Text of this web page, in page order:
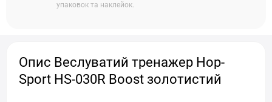
упаковок та наклейок.
Опис Веслуватий тренажер Hop-
Sport HS-030R Boost золотистий